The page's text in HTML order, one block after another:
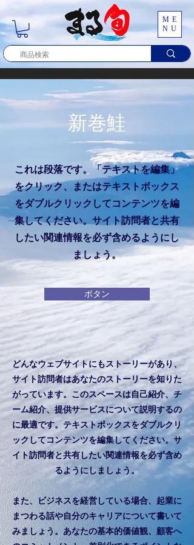
ME
NU
新巻鮭
これは段落です。「テキストを編集」
をクリック、またはテキストボックス
をダブルクリックしてコンテンツを編
集してください。サイト訪問者と共有
したい関連情報を必ず含めるようにし
ましょう。
ボタン
どんなウェブサイトにもストーリーがあり、
サイト訪問者はあなたのストーリーを知りた
がっています。このスペースは自己紹介、チ
ーム紹介、提供サービスについて説明するの
に最適です。テキストボックスをダブルクリ
ックしてコンテンツを編集してください。サ
イト訪問者と共有したい関連情報を必ず含め
るようにしましょう。
また、ビジネスを経営している場合、起業に
まつわる話や自分のキャリアについて書いて
みましょう。あなたの基本的価値観、顧客へ